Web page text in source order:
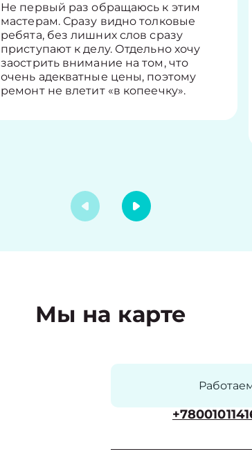
Не первый раз обращаюсь к этим
мастерам. Сразу видно толковые
ребята, без лишних слов сразу
приступают к делу. Отдельно хочу
заострить внимание на том, что
очень адекватные цены, поэтому
ремонт не влетит «в копеечку».
Мы на карте